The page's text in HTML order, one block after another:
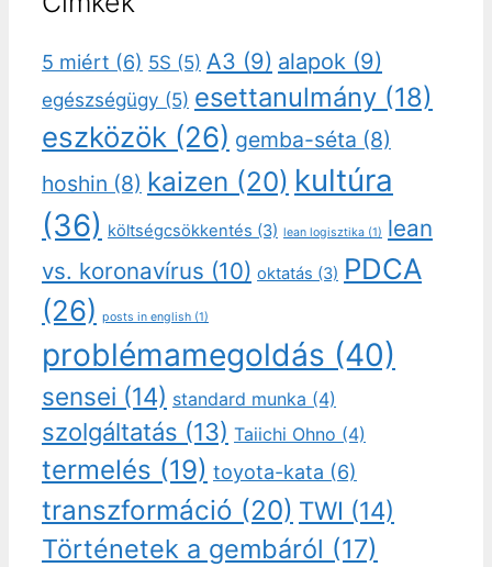
5 miért (6) 5S (5) A3 (9) alapok (9)
egészségügy (5) esettanulmány (18)
eszközök (26) gemba-séta (8)
hoshin (8) kaizen (20) kultúra
(36) költségcsökkentés (3) lean logisztika (1) lean
vs. koronavírus (10) oktatás (3) PDCA
(26) posts in english (1)
problémamegoldás (40)
sensei (14) standard munka (4)
szolgáltatás (13) Taiichi Ohno (4)
termelés (19) toyota-kata (6)
transzformáció (20) TWI (14)
Történetek a gembáról (17)